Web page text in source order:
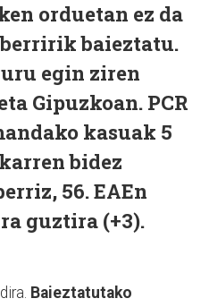
orduetan ez da
baieztatu.
egin ziren
Gipuzkoan. PCR
kasuak 5
bidez
56. EAEn
guztira (+3).
Baieztatutako